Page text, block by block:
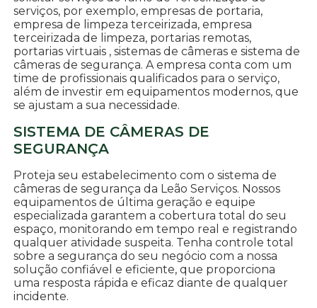
serviços, por exemplo, empresas de portaria,
empresa de limpeza terceirizada, empresa
terceirizada de limpeza, portarias remotas,
portarias virtuais , sistemas de câmeras e sistema de
câmeras de segurança. A empresa conta com um
time de profissionais qualificados para o serviço,
além de investir em equipamentos modernos, que
se ajustam a sua necessidade.
SISTEMA DE CÂMERAS DE
SEGURANÇA
Proteja seu estabelecimento com o sistema de
câmeras de segurança da Leão Serviços. Nossos
equipamentos de última geração e equipe
especializada garantem a cobertura total do seu
espaço, monitorando em tempo real e registrando
qualquer atividade suspeita. Tenha controle total
sobre a segurança do seu negócio com a nossa
solução confiável e eficiente, que proporciona
uma resposta rápida e eficaz diante de qualquer
incidente.